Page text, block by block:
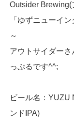
Outsider
「ゆずニューイ
～
アウトサイダー
っぷるです^^;
ビール名：YUZU
ンドIPA)